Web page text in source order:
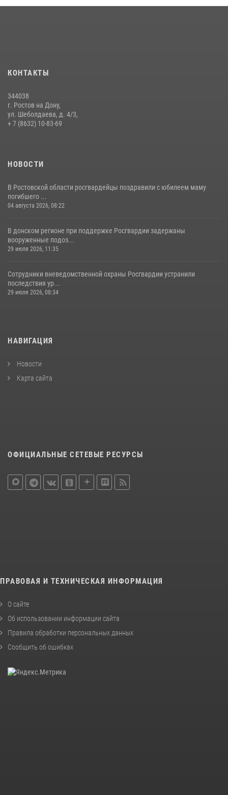
В донской столице Росгвардия приняла участие в оперативно-
профилактических мероприятиях в районе рынков «Темерник»
27 июля 2026, 12:35
КОНТАКТЫ
344038
г. Ростов на Дону,
ул. Шеболдаева, д. 4/3,
+ 7 (8632) 10-83-69
НОВОСТИ
В Ростовской области росгвардейцы поздравили с юбилеем маму
погибшего ...
04 августа 2026, 08:22
В донском регионе при поддержке Росгвардии задержаны
вооруженные подоз...
29 июля 2026, 11:35
Сотрудники вневедомственной охраны Росгвардии устранили
последствия ур...
29 июля 2026, 08:34
НАВИГАЦИЯ
Новости
Карта сайта
ОФИЦИАЛЬНЫЕ СЕТЕВЫЕ РЕСУРСЫ
ПРАВОВАЯ И ТЕХНИЧЕСКАЯ ИНФОРМАЦИЯ
О сайте
Об использовании информации сайта
Правила обработки персональных данных
Сообщить об ошибках